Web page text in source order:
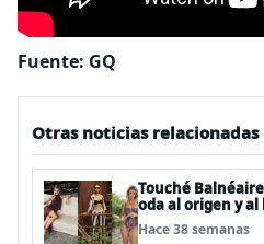
Fuente: GQ
Otras noticias relacionadas
Touché
oda al origen y
Hace 38 semanas